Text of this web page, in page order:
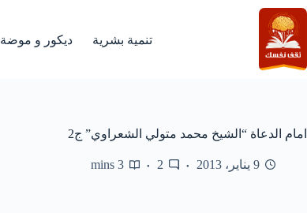
التجاوز
إلى
المحتوى
تنمية بشرية ديكور و موضة
امام الدعاة “الشيخ محمد متولي الشعراوي” ج2
9 يناير، 2013 2
3 mins